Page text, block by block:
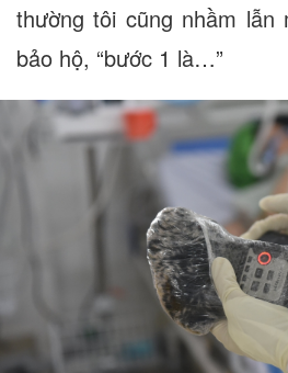
thường tôi cũng nhầm lẫn
bảo hộ, “bước 1 là…”